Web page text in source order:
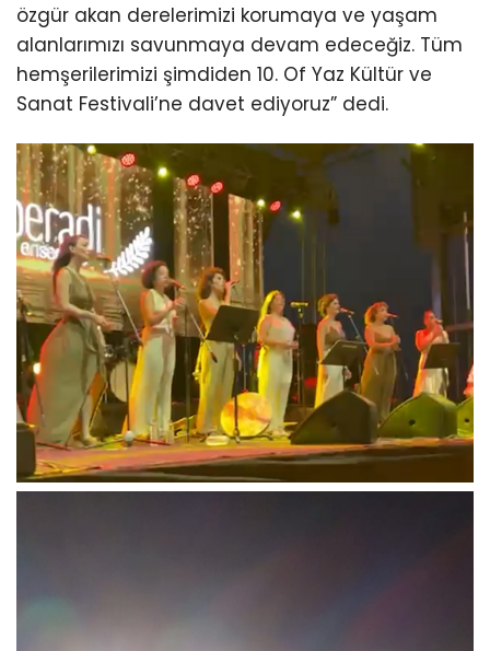
özgür akan derelerimizi korumaya ve yaşam
alanlarımızı savunmaya devam edeceğiz. Tüm
hemşerilerimizi şimdiden 10. Of Yaz Kültür ve
Sanat Festivali’ne davet ediyoruz” dedi.